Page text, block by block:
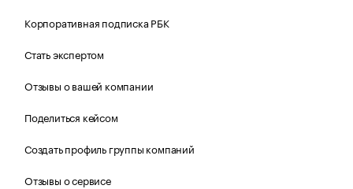
Корпоративная подписка РБК
Стать экспертом
Отзывы о вашей компании
Поделиться кейсом
Создать профиль группы компаний
Отзывы о сервисе